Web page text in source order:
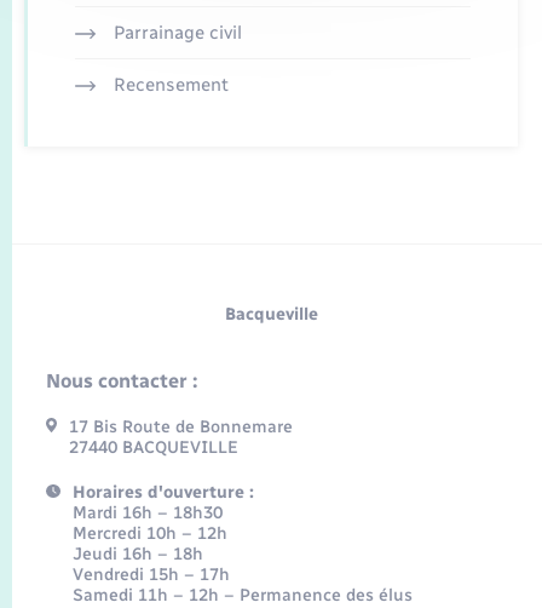
Parrainage civil
Recensement
Bacqueville
Nous contacter :
17 Bis Route de Bonnemare
27440 BACQUEVILLE
Horaires d'ouverture :
Mardi 16h – 18h30
Mercredi 10h – 12h
Jeudi 16h – 18h
Vendredi 15h – 17h
Samedi 11h – 12h – Permanence des élus